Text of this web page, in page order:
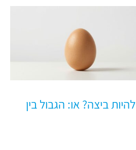
ביצה? או: הגבול בין